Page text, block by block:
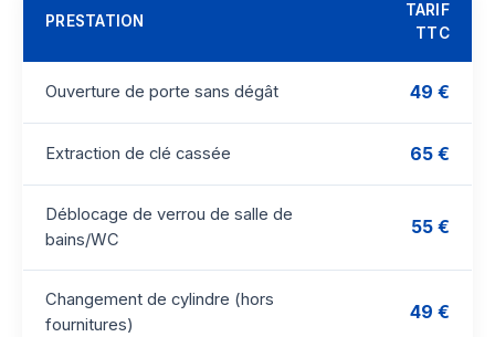
PRESTATION
TARIF
TTC
Ouverture de porte sans dégât 49 €
Extraction de clé cassée 65 €
Déblocage de verrou de salle de
bains/WC
55 €
Changement de cylindre (hors
fournitures)
49 €